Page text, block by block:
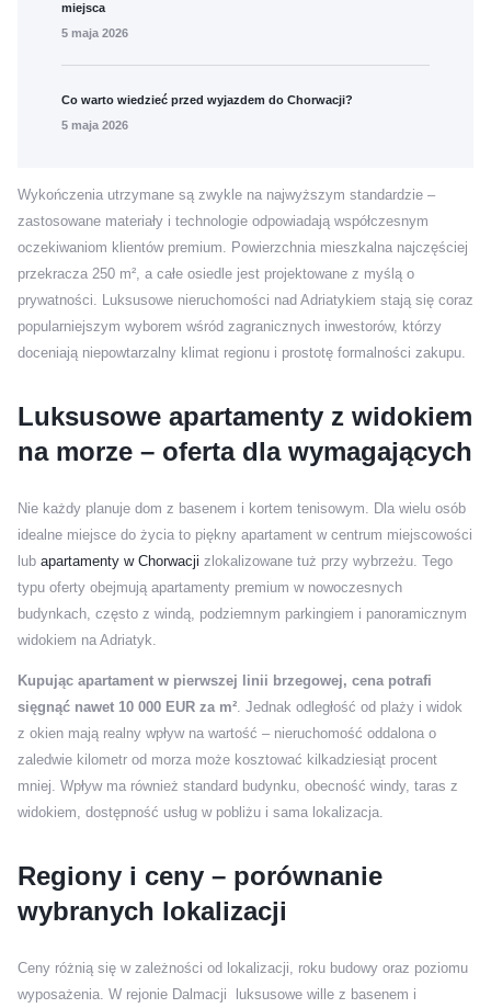
miejsca
5 maja 2026
Co warto wiedzieć przed wyjazdem do Chorwacji?
5 maja 2026
Wykończenia utrzymane są zwykle na najwyższym standardzie –
zastosowane materiały i technologie odpowiadają współczesnym
oczekiwaniom klientów premium. Powierzchnia mieszkalna najczęściej
przekracza 250 m², a całe osiedle jest projektowane z myślą o
prywatności. Luksusowe nieruchomości nad Adriatykiem stają się coraz
popularniejszym wyborem wśród zagranicznych inwestorów, którzy
doceniają niepowtarzalny klimat regionu i prostotę formalności zakupu.
Luksusowe apartamenty z widokiem
na morze – oferta dla wymagających
Nie każdy planuje dom z basenem i kortem tenisowym. Dla wielu osób
idealne miejsce do życia to piękny apartament w centrum miejscowości
lub apartamenty w Chorwacji zlokalizowane tuż przy wybrzeżu. Tego
typu oferty obejmują apartamenty premium w nowoczesnych
budynkach, często z windą, podziemnym parkingiem i panoramicznym
widokiem na Adriatyk.
Kupując apartament w pierwszej linii brzegowej, cena potrafi
sięgnąć nawet 10 000 EUR za m². Jednak odległość od plaży i widok
z okien mają realny wpływ na wartość – nieruchomość oddalona o
zaledwie kilometr od morza może kosztować kilkadziesiąt procent
mniej. Wpływ ma również standard budynku, obecność windy, taras z
widokiem, dostępność usług w pobliżu i sama lokalizacja.
Regiony i ceny – porównanie
wybranych lokalizacji
Ceny różnią się w zależności od lokalizacji, roku budowy oraz poziomu
wyposażenia. W rejonie Dalmacji luksusowe wille z basenem i